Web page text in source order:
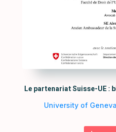
Le partenariat Suisse-UE :
University of